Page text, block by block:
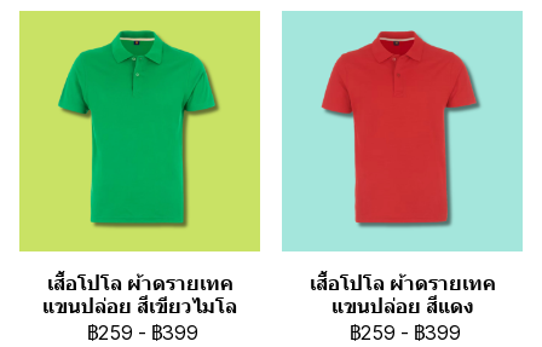
เสื้อโปโล ผ้าดรายเทค
แขนปล่อย สีเขียวไมโล
฿259 - ฿399
เสื้อโปโล ผ้าดรายเทค
แขนปล่อย สีแดง
฿259 - ฿399